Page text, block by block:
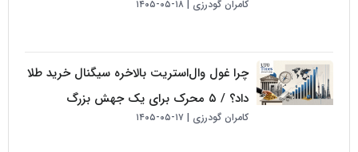
کامران گودرزی ۱۸-۰۵-۱۴۰۵
چرا غول وال‌استریت بالاخره سیگنال خرید طلا
داد؟ / ۵ محرک برای یک جهش بزرگ
کامران گودرزی ۱۷-۰۵-۱۴۰۵